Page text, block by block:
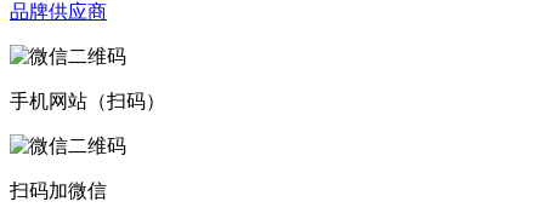
品牌供应商
手机网站（扫码）
扫码加微信